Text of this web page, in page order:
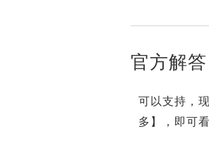
官方解答
可以支持，
多】，即可